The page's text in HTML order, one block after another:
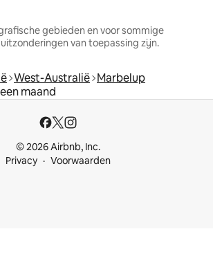
gebieden en voor sommige
van toepassing zijn.
West-Australië Marbelup
maand
© 2026 Airbnb, Inc.
Privacy
Voorwaarden